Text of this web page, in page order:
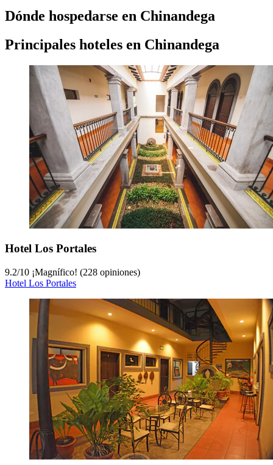
Dónde hospedarse en Chinandega
Principales hoteles en Chinandega
Hotel Los Portales
9.2/10 ¡Magnífico! (228 opiniones)
Hotel Los Portales